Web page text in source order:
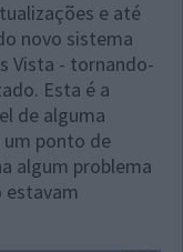
e até
novo sistema
Vista - tornando-
Esta é a
de alguma
um ponto de
algum problema
estavam